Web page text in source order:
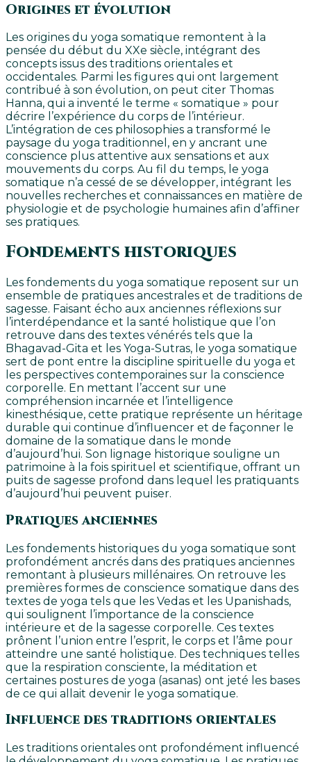
Origines et évolution
Les origines du yoga somatique remontent à la
pensée du début du XXe siècle, intégrant des
concepts issus des traditions orientales et
occidentales. Parmi les figures qui ont largement
contribué à son évolution, on peut citer Thomas
Hanna, qui a inventé le terme « somatique » pour
décrire l’expérience du corps de l’intérieur.
L’intégration de ces philosophies a transformé le
paysage du yoga traditionnel, en y ancrant une
conscience plus attentive aux sensations et aux
mouvements du corps. Au fil du temps, le yoga
somatique n’a cessé de se développer, intégrant les
nouvelles recherches et connaissances en matière de
physiologie et de psychologie humaines afin d’affiner
ses pratiques.
Fondements historiques
Les fondements du yoga somatique reposent sur un
ensemble de pratiques ancestrales et de traditions de
sagesse. Faisant écho aux anciennes réflexions sur
l’interdépendance et la santé holistique que l’on
retrouve dans des textes vénérés tels que la
Bhagavad-Gita et les Yoga-Sutras, le yoga somatique
sert de pont entre la discipline spirituelle du yoga et
les perspectives contemporaines sur la conscience
corporelle. En mettant l’accent sur une
compréhension incarnée et l’intelligence
kinesthésique, cette pratique représente un héritage
durable qui continue d’influencer et de façonner le
domaine de la somatique dans le monde
d’aujourd’hui. Son lignage historique souligne un
patrimoine à la fois spirituel et scientifique, offrant un
puits de sagesse profond dans lequel les pratiquants
d’aujourd’hui peuvent puiser.
Pratiques anciennes
Les fondements historiques du yoga somatique sont
profondément ancrés dans des pratiques anciennes
remontant à plusieurs millénaires. On retrouve les
premières formes de conscience somatique dans des
textes de yoga tels que les Vedas et les Upanishads,
qui soulignent l’importance de la conscience
intérieure et de la sagesse corporelle. Ces textes
prônent l’union entre l’esprit, le corps et l’âme pour
atteindre une santé holistique. Des techniques telles
que la respiration consciente, la méditation et
certaines postures de yoga (asanas) ont jeté les bases
de ce qui allait devenir le yoga somatique.
Influence des traditions orientales
Les traditions orientales ont profondément influencé